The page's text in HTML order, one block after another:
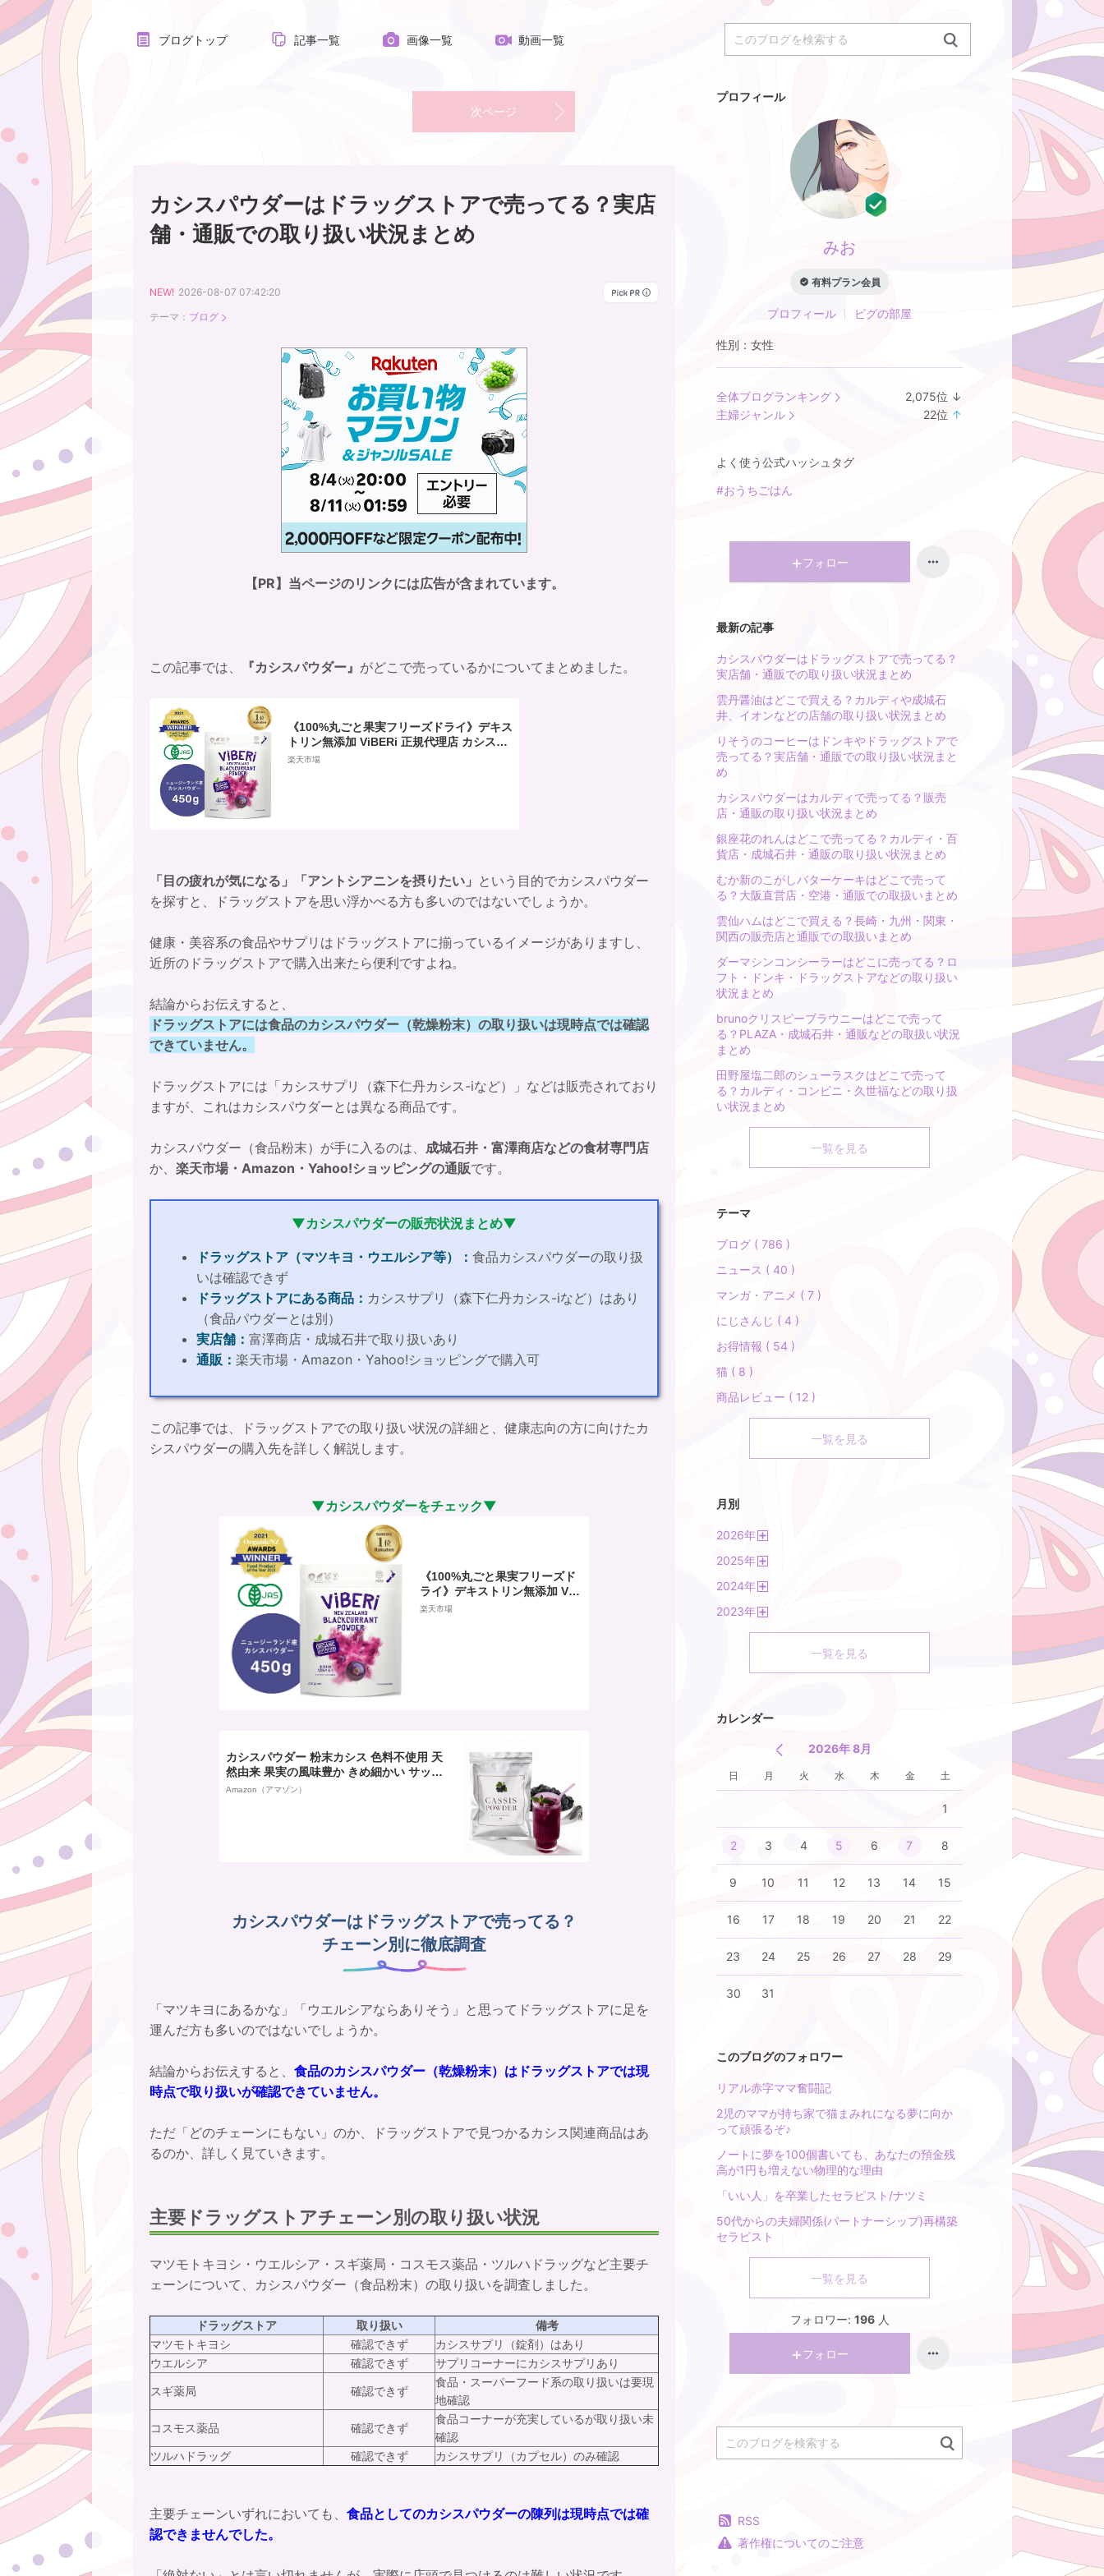
ブログトップ 記事一覧 画像一覧 動画一覧
次ページ
カシスパウダーはドラッグストアで売ってる？実店
舗・通販での取り扱い状況まとめ
NEW! 2026-08-07 07:42:20
テーマ： ブログ
【PR】当ページのリンクには広告が含まれています。
この記事では、 『カシスパウダー』 がどこで売っているかについてまとめました。
《100%丸ごと果実フリーズドライ》デキス
トリン無添加 ViBERi 正規代理店 カシスパ
ウダー 450g オーガニック 【 有機JAS 認
楽天市場
「目の疲れが気になる」「アントシアニンを摂りたい」 という目的でカシスパウダー
を探すと、ドラッグストアを思い浮かべる方も多いのではないでしょうか。
健康・美容系の食品やサプリはドラッグストアに揃っているイメージがありますし、
近所のドラッグストアで購入出来たら便利ですよね。
結論からお伝えすると、
ドラッグストアには食品のカシスパウダー（乾燥粉末）の取り扱いは現時点では確認
できていません。
ドラッグストアには「カシスサプリ（森下仁丹カシス-iなど）」などは販売されており
ますが、これはカシスパウダーとは異なる商品です。
カシスパウダー（食品粉末）が手に入るのは、 成城石井・富澤商店などの食材専門店
か、 楽天市場・Amazon・Yahoo!ショッピングの通販です。
▼カシスパウダーの販売状況まとめ▼
ドラッグストア（マツキヨ・ウエルシア等）： 食品カシスパウダーの取り扱
いは確認できず
ドラッグストアにある商品： カシスサプリ（森下仁丹カシス-iなど）はあり
（食品パウダーとは別）
実店舗： 富澤商店・成城石井で取り扱いあり
通販： 楽天市場・Amazon・Yahoo!ショッピングで購入可
この記事では、ドラッグストアでの取り扱い状況の詳細と、健康志向の方に向けたカ
シスパウダーの購入先を詳しく解説します。
▼カシスパウダーをチェック▼
《100%丸ごと果実フリーズド
ライ》デキストリン無添加 ViB
ERi 正規代理店 カシスパウダ
楽天市場
カシスパウダー 粉末カシス 色料不使用 天
然由来 果実の風味豊か きめ細かい サッと
溶ける 焼き菓子 飲料 デザート 業務用 (100
Amazon（アマゾン）
カシスパウダーはドラッグストアで売ってる？
チェーン別に徹底調査
「マツキヨにあるかな」「ウエルシアならありそう」と思ってドラッグストアに足を
運んだ方も多いのではないでしょうか。
結論からお伝えすると、 食品のカシスパウダー（乾燥粉末）はドラッグストアでは現
時点で取り扱いが確認できていません。
ただ「どのチェーンにもない」のか、ドラッグストアで見つかるカシス関連商品はあ
るのか、詳しく見ていきます。
主要ドラッグストアチェーン別の取り扱い状況
マツモトキヨシ・ウエルシア・スギ薬局・コスモス薬品・ツルハドラッグなど主要チ
ェーンについて、カシスパウダー（食品粉末）の取り扱いを調査しました。
ドラッグストア 取り扱い
備考
マツモトキヨシ
確認できず
カシスサプリ（錠剤）はあり
ウエルシア
確認できず
サプリコーナーにカシスサプリあり
スギ薬局
確認できず
食品・スーパーフード系の取り扱いは要現
地確認
コスモス薬品
確認できず
食品コーナーが充実しているが取り扱い未
確認
ツルハドラッグ
確認できず カシスサプリ（カプセル）のみ確認
主要チェーンいずれにおいても、 食品としてのカシスパウダーの陳列は現時点では確
認できませんでした。
プロフィール
みお
有料プラン会員
プロフィール ピグの部屋
性別： 女性
全体ブログランキング 2,075位 ↓
主婦ジャンル 22位 ↑
よく使う公式ハッシュタグ
#おうちごはん
フォロー
最新の記事
カシスパウダーはドラッグストアで売ってる？
実店舗・通販での取り扱い状況まとめ
雲丹醤油はどこで買える？カルディや成城石
井、イオンなどの店舗の取り扱い状況まとめ
りそうのコーヒーはドンキやドラッグストアで
売ってる？実店舗・通販での取り扱い状況まと
め
カシスパウダーはカルディで売ってる？販売
店・通販の取り扱い状況まとめ
銀座花のれんはどこで売ってる？カルディ・百
貨店・成城石井・通販の取り扱い状況まとめ
むか新のこがしバターケーキはどこで売って
る？大阪直営店・空港・通販での取扱いまとめ
雲仙ハムはどこで買える？長崎・九州・関東・
関西の販売店と通販での取扱いまとめ
ダーマシンコンシーラーはどこに売ってる？ロ
フト・ドンキ・ドラッグストアなどの取り扱い
状況まとめ
brunoクリスピーブラウニーはどこで売って
る？PLAZA・成城石井・通販などの取扱い状況
まとめ
田野屋塩二郎のシューラスクはどこで売って
る？カルディ・コンビニ・久世福などの取り扱
い状況まとめ
一覧を見る
テーマ
ブログ ( 786 )
ニュース ( 40 )
マンガ・アニメ ( 7 )
にじさんじ ( 4 )
お得情報 ( 54 )
猫 ( 8 )
商品レビュー ( 12 )
一覧を見る
月別
2026年
2025年
2024年
2023年
一覧を見る
カレンダー
2026年 8月
日 月 火 水 木 金 土
1
2 3 4 5 6 7 8
9 10 11 12 13 14 15
16 17 18 19 20 21 22
23 24 25 26 27 28 29
30 31
このブログのフォロワー
リアル赤字ママ奮闘記
2児のママが持ち家で猫まみれになる夢に向か
って頑張るぞ♪
ノートに夢を100個書いても、あなたの預金残
高が1円も増えない物理的な理由
「いい人」を卒業したセラピスト/ナツミ
50代からの夫婦関係(パートナーシップ)再構築
セラピスト
一覧を見る
フォロワー: 196 人
フォロー
RSS
著作権についてのご注意